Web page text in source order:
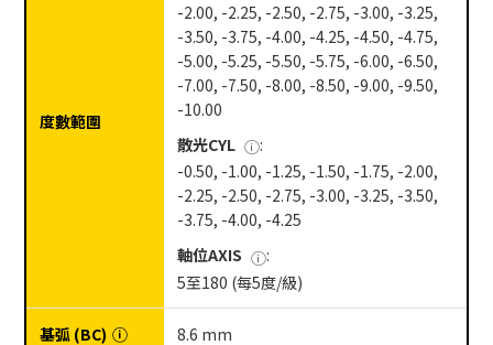
度數範圍
-2.00, -2.25, -2.50, -2.75, -3.00, -3.25,
-3.50, -3.75, -4.00, -4.25, -4.50, -4.75,
-5.00, -5.25, -5.50, -5.75, -6.00, -6.50,
-7.00, -7.50, -8.00, -8.50, -9.00, -9.50,
-10.00
散光CYL ⓘ:
-0.50, -1.00, -1.25, -1.50, -1.75, -2.00,
-2.25, -2.50, -2.75, -3.00, -3.25, -3.50,
-3.75, -4.00, -4.25
軸位AXIS ⓘ:
5至180 (每5度/級)
基弧 (BC) ⓘ 8.6 mm